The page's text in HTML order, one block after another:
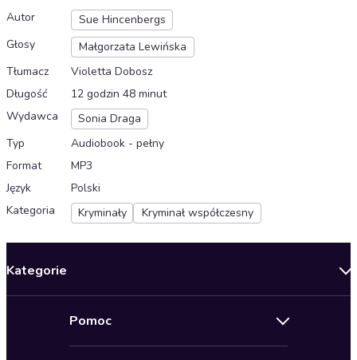
Autor
Sue Hincenbergs
Głosy
Małgorzata Lewińska
Tłumacz
Violetta Dobosz
Długość
12 godzin 48 minut
Wydawca
Sonia Draga
Typ
Audiobook - pełny
Format
MP3
Język
Polski
Kategoria
Kryminały Kryminał współczesny
Kategorie
Pomoc